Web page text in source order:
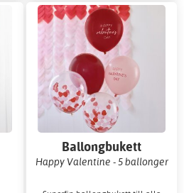
Ballongbukett
Happy Valentine - 5 ballonger